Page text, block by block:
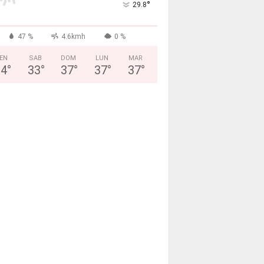
29.8°
47 % 4.6kmh 0 %
°
SAB
33°
DOM
37°
LUN
37°
MAR
37°